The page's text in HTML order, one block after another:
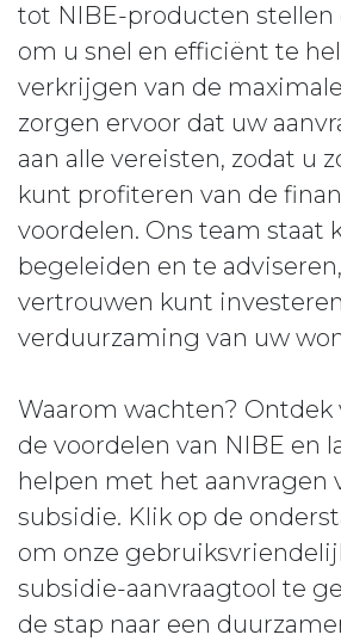
tot NIBE-producten stellen
om u snel en efficiënt te
verkrijgen van de
zorgen ervoor dat uw
aan alle vereisten, zodat u
kunt profiteren van de
voordelen. Ons team staat
begeleiden en te
vertrouwen kunt
verduurzaming van uw
Waarom wachten? Ontdek
de voordelen van NIBE en
helpen met het aanvragen
subsidie. Klik op de
om onze
subsidie-aanvraagtool te
de stap naar een